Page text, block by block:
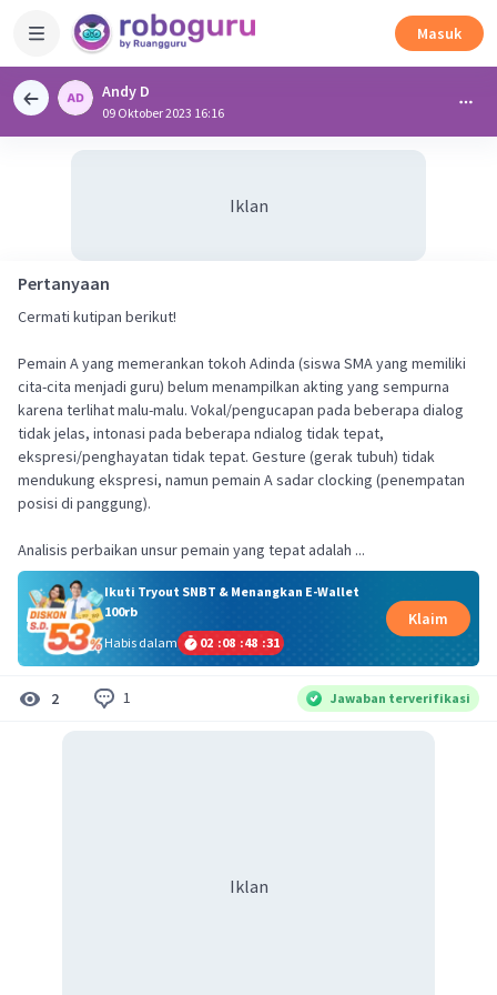
Masuk
Andy D
09 Oktober 2023 16:16
Iklan
Pertanyaan
Cermati kutipan berikut!
Pemain A yang memerankan tokoh Adinda (siswa SMA yang memiliki
cita-cita menjadi guru) belum menampilkan akting yang sempurna
karena terlihat malu-malu. Vokal/pengucapan pada beberapa dialog
tidak jelas, intonasi pada beberapa ndialog tidak tepat,
ekspresi/penghayatan tidak tepat. Gesture (gerak tubuh) tidak
mendukung ekspresi, namun pemain A sadar clocking (penempatan
posisi di panggung).
Analisis perbaikan unsur pemain yang tepat adalah ...
Ikuti Tryout SNBT & Menangkan E-Wallet
100rb
Habis dalam
02 :08 :48 :31
Klaim
2 1 Jawaban terverifikasi
Iklan